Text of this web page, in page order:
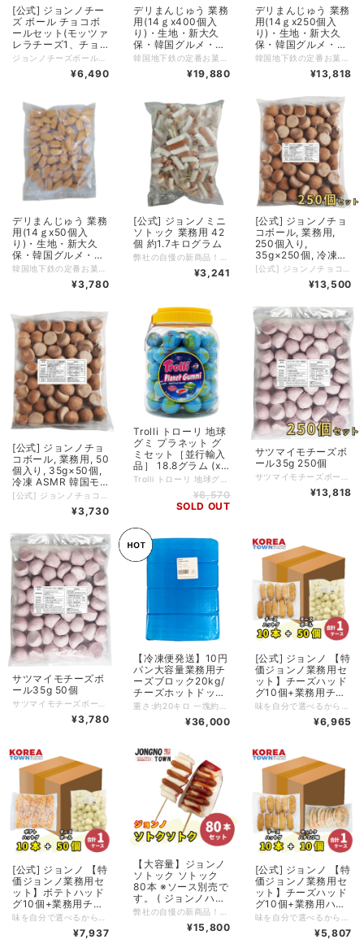
[公式] ジョンノチー
ズ ボール チョコボ
ールセット(モッツァ
レラチーズ1、チョ
コボール1)業務用 大
50個 × 2 合計100
モッパン 楽しいお菓
子 マシッソ 韓国モ
ッパン クリーム イ
ベント所 祭り 海の
¥6,490
デリまんじゅう 業務
用(14ｇx400個入
り)・生地・新大久
保・韓国グルメ・お
得・大容量
¥19,880
デリまんじゅう 業務
用(14ｇx250個入
り)・生地・新大久
保・韓国グルメ・お
得・大容量
¥13,818
デリまんじゅう 業務
用(14ｇx50個入
り)・生地・新大久
保・韓国グルメ・お
得・大容量
¥3,780
[公式] ジョンノミニ
ソトック 業務用 42
個 約1.7キログラム
¥3,241
[公式] ジョンノチョ
コボール, 業務用,
250個入り,
35g×250個, 冷凍
ASMR 韓国モッパン
楽しいお菓子 マシッ
ソ 韓国モッパン(揚
¥13,500
[公式] ジョンノチョ
コボール, 業務用, 50
個入り, 35g×50個,
冷凍 ASMR 韓国モ
ッパン 楽しいお菓子
ン(揚げる必要があり
¥3,730
Trolli トローリ 地球
グミ プラネット グ
ミセット［並行輸入
品］ 18.8グラム (x
61) 業務用 地球グミ
グミ 韓国グミ トロ
―リ YouTube SNS
韓国食品 地球ゼリー
日 プレゼント クリ
スマス こどもの日
Trolli トローリ 地球グミ プラネット グミセット［並行輸入品］ 18.8グラム (x 61) 業務用 地球グミ グミ 韓国グミ トロ―リ YouTube SNS 韓国食品 地球ゼリー カラフル 子供 誕生日 プレゼント クリスマス こどもの日
¥6,570
SOLD OUT
サツマイモチーズボ
ール35g 250個
¥13,818
サツマイモチーズボ
ール35g 50個
¥3,780
【冷凍便発送】10円
パン大容量業務用チ
ーズブロック20kg/
チーズホットドッグ/
チーズボールなど使
¥36,000
[公式] ジョンノ 【特
価ジョンノ業務用セ
ット】チーズハッド
グ10個+業務用チー
ズボール50個 ●新
大久保 チーズ ドッ
ク チーズボール 韓
ライアルセット 韓国
料理 韓国食品 餃子
ぎょうざ 惣菜 詰め
合わせ お惣菜 おか
ず おかずセット
¥6,965
[公式] ジョンノ 【特
価ジョンノ業務用セ
ット】ボテトハッド
グ10個+業務用チー
ズボール50個 ●新
大久保 チーズ ドッ
ク チーズボール 韓
¥7,937
【大容量】ジョンノ
ソトック ソトック
80本 ※ソース別売で
す。 ( ジョンノハッ
トグ 元祖ジョンノポ
チーズハットグ 業務
¥15,800
[公式] ジョンノ 【特
価ジョンノ業務用セ
ット】チーズハッド
グ10個+業務用ハチ
ミツ味ホットク10
個 ●新大久保 チー
ズ ドック チーズボ
¥5,807